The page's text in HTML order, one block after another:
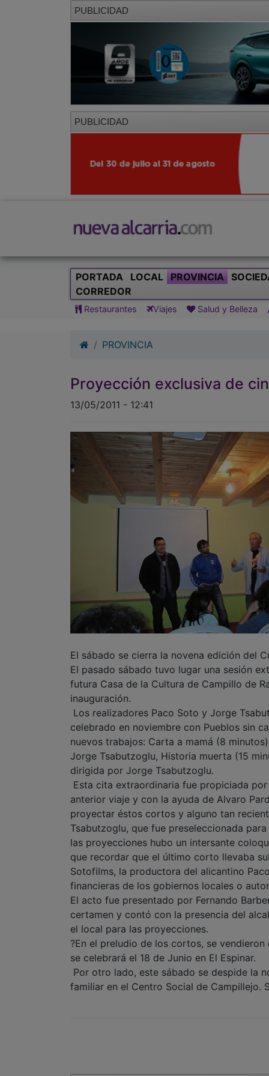
PUBLICIDAD
PUBLICIDAD
PORTADA LOCAL PROVINCIA
CORREDOR
Restaurantes Viajes Salud y Belleza
PROVINCIA
Proyección exclusiva de
13/05/2011 - 12:41
El sábado se cierra la novena edición del
El pasado sábado tuvo lugar una sesión
futura Casa de la Cultura de Campillo de
inauguración.
Los realizadores Paco Soto y Jorge
celebrado en noviembre con Pueblos sin
nuevos trabajos: Carta a mamá (8
Jorge Tsabutzoglu, Historia muerta (15
dirigida por Jorge Tsabutzoglu.
Esta cita extraordinaria fue propiciada por
anterior viaje y con la ayuda de Alvaro
proyectar éstos cortos y alguno tan
Tsabutzoglu, que fue preseleccionada
las proyecciones hubo un intersante
que recordar que el último corto llevaba
Sotofilms, la productora del alicantino
financieras de los gobiernos locales o
El acto fue presentado por Fernando
certamen y contó con la presencia del
el local para las proyecciones.
?En el preludio de los cortos, se
se celebrará el 18 de Junio en El Espinar.
Por otro lado, este sábado se despide la
familiar en el Centro Social de Campillejo.